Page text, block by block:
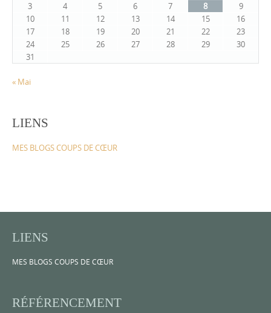
3
4 5 6 7 8
9
10
11 12 13 14 15
16
17
18 19 20 21 22
23
24
25 26 27 28 29
30
31
« Mai
LIENS
MES BLOGS COUPS DE CŒUR
LIENS
MES BLOGS COUPS DE CŒUR
RÉFÉRENCEMENT